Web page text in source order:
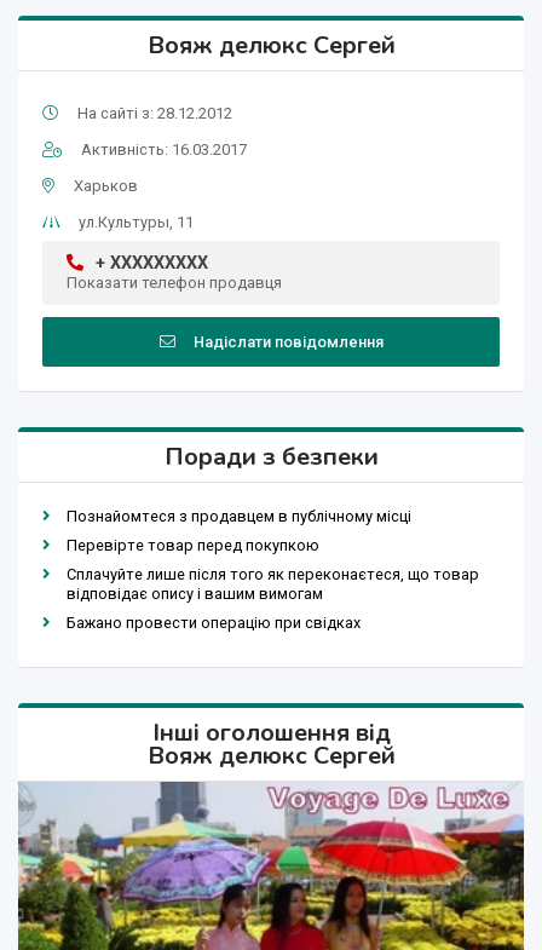
Вояж делюкс Сергей
На сайті з: 28.12.2012
Активність: 16.03.2017
Харьков
ул.Культуры, 11
+ XXXXXXXXX
Показати телефон продавця
Надіслати повідомлення
Поради з безпеки
Познайомтеся з продавцем в публічному місці
Перевірте товар перед покупкою
Сплачуйте лише після того як переконаєтеся, що товар
відповідає опису і вашим вимогам
Бажано провести операцію при свідках
Інші оголошення від
Вояж делюкс Сергей